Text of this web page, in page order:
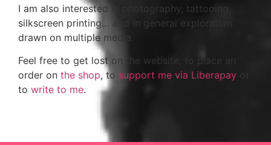
I am also interested in photography, tattooing,
silkscreen printing… and in general exploration
drawn on multiple media.
Feel free to get lost on the website, to place an
order on the shop, to support me via Liberapay
to write to me.